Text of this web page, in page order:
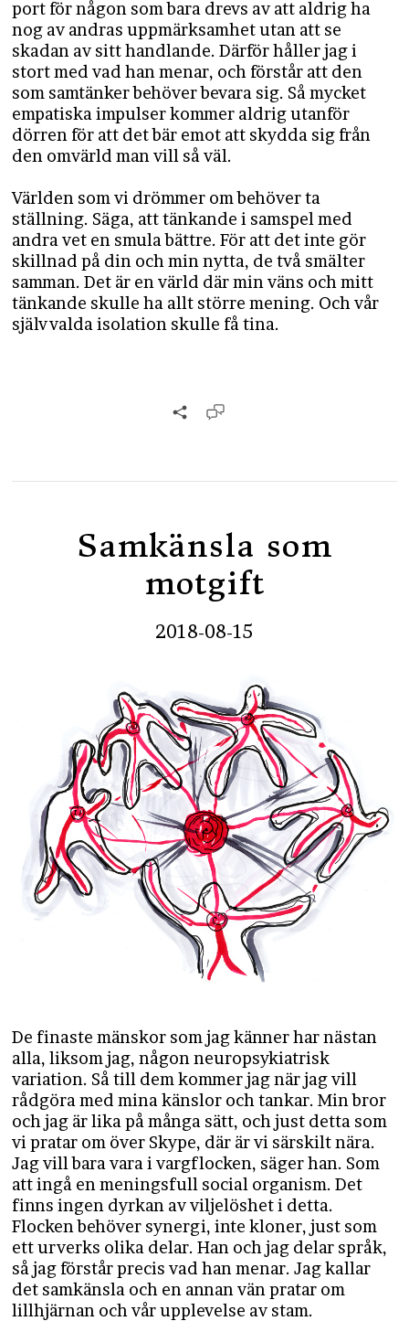
port för någon som bara drevs av att aldrig ha
nog av andras uppmärksamhet utan att se
skadan av sitt handlande. Därför håller jag i
stort med vad han menar, och förstår att den
som samtänker behöver bevara sig. Så mycket
empatiska impulser kommer aldrig utanför
dörren för att det bär emot att skydda sig från
den omvärld man vill så väl.
Världen som vi drömmer om behöver ta
ställning. Säga, att tänkande i samspel med
andra vet en smula bättre. För att det inte gör
skillnad på din och min nytta, de två smälter
samman. Det är en värld där min väns och mitt
tänkande skulle ha allt större mening. Och vår
självvalda isolation skulle få tina.
Samkänsla som
motgift
2018-08-15
De finaste mänskor som jag känner har nästan
alla, liksom jag, någon neuropsykiatrisk
variation. Så till dem kommer jag när jag vill
rådgöra med mina känslor och tankar. Min bror
och jag är lika på många sätt, och just detta som
vi pratar om över Skype, där är vi särskilt nära.
Jag vill bara vara i vargflocken, säger han. Som
att ingå en meningsfull social organism. Det
finns ingen dyrkan av viljelöshet i detta.
Flocken behöver synergi, inte kloner, just som
ett urverks olika delar. Han och jag delar språk,
så jag förstår precis vad han menar. Jag kallar
det samkänsla och en annan vän pratar om
lillhjärnan och vår upplevelse av stam.